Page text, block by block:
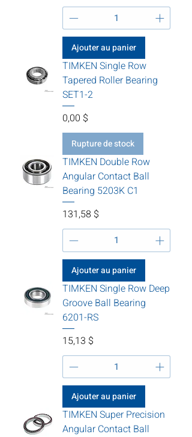
Ajouter au panier
TIMKEN Single Row
Tapered Roller Bearing
SET1-2
Prix
0,00 $
Rupture de stock
TIMKEN Double Row
Angular Contact Ball
Bearing 5203K C1
Prix
131,58 $
Ajouter au panier
TIMKEN Single Row Deep
Groove Ball Bearing
6201-RS
Prix
15,13 $
Ajouter au panier
TIMKEN Super Precision
Angular Contact Ball